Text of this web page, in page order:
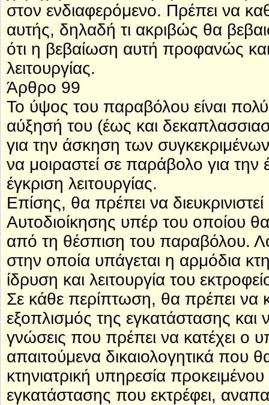
στον ενδιαφερόμενο. Πρέπει να
αυτής, δηλαδή τι ακριβώς θα
ότι η βεβαίωση αυτή προφανώς
λειτουργίας.
Άρθρο 99
Το ύψος του παραβόλου είναι
αύξησή του (έως και
για την άσκηση των
να μοιραστεί σε παράβολο για την
έγκριση λειτουργίας.
Επίσης, θα πρέπει να
Αυτοδιοίκησης υπέρ του οποίου
από τη θέσπιση του παραβόλου.
στην οποία υπάγεται η αρμόδια
ίδρυση και λειτουργία του
Σε κάθε περίπτωση, θα πρέπει να
εξοπλισμός της εγκατάστασης και
γνώσεις που πρέπει να κατέχει ο
απαιτούμενα δικαιολογητικά που
κτηνιατρική υπηρεσία
εγκατάστασης που εκτρέφει,